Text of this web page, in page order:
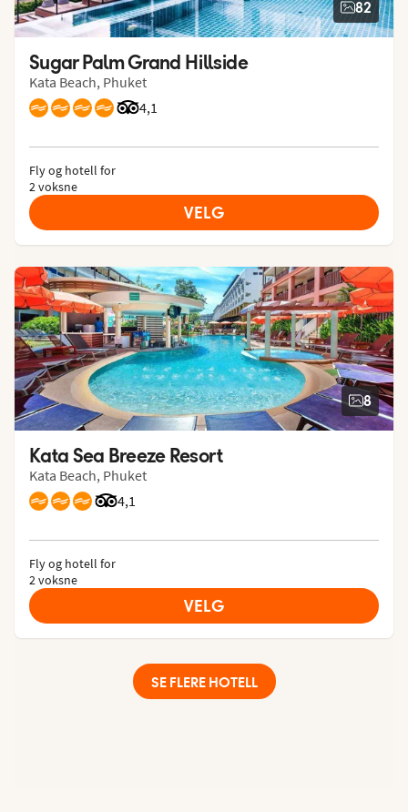
82
Sugar Palm Grand Hillside
Kata Beach, Phuket
4,1
Vurdering fra Tripadvisor: 4.1 of 5
Fly og hotell for
2 voksne
VELG
8
Kata Sea Breeze Resort
Kata Beach, Phuket
4,1
Vurdering fra Tripadvisor: 4.1 of 5
Fly og hotell for
2 voksne
VELG
SE FLERE HOTELL